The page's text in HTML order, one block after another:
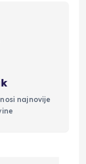
najnovije